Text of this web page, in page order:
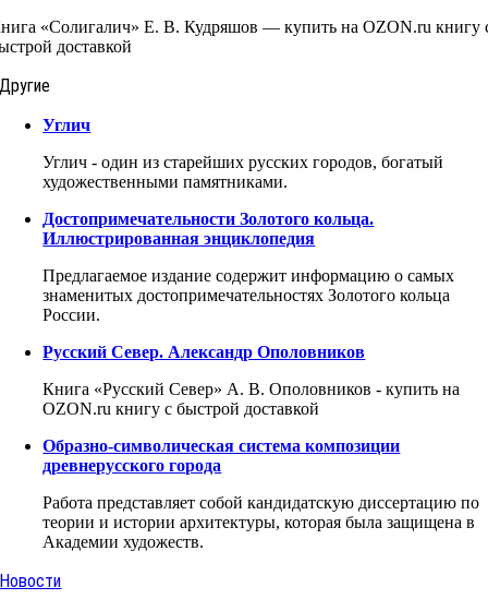
«Солигалич» Е. В. Кудряшов — купить на OZON.ru книгу
доставкой
Другие
Углич
Углич - один из старейших русских городов, богатый
художественными памятниками.
Достопримечательности Золотого кольца.
Иллюстрированная энциклопедия
Предлагаемое издание содержит информацию о самых
знаменитых достопримечательностях Золотого кольца
России.
Русский Север. Александр Ополовников
Книга «Русский Север» А. В. Ополовников - купить на
OZON.ru книгу с быстрой доставкой
Образно-символическая система композиции
древнерусского города
Работа представляет собой кандидатскую диссертацию по
теории и истории архитектуры, которая была защищена в
Академии художеств.
Новости